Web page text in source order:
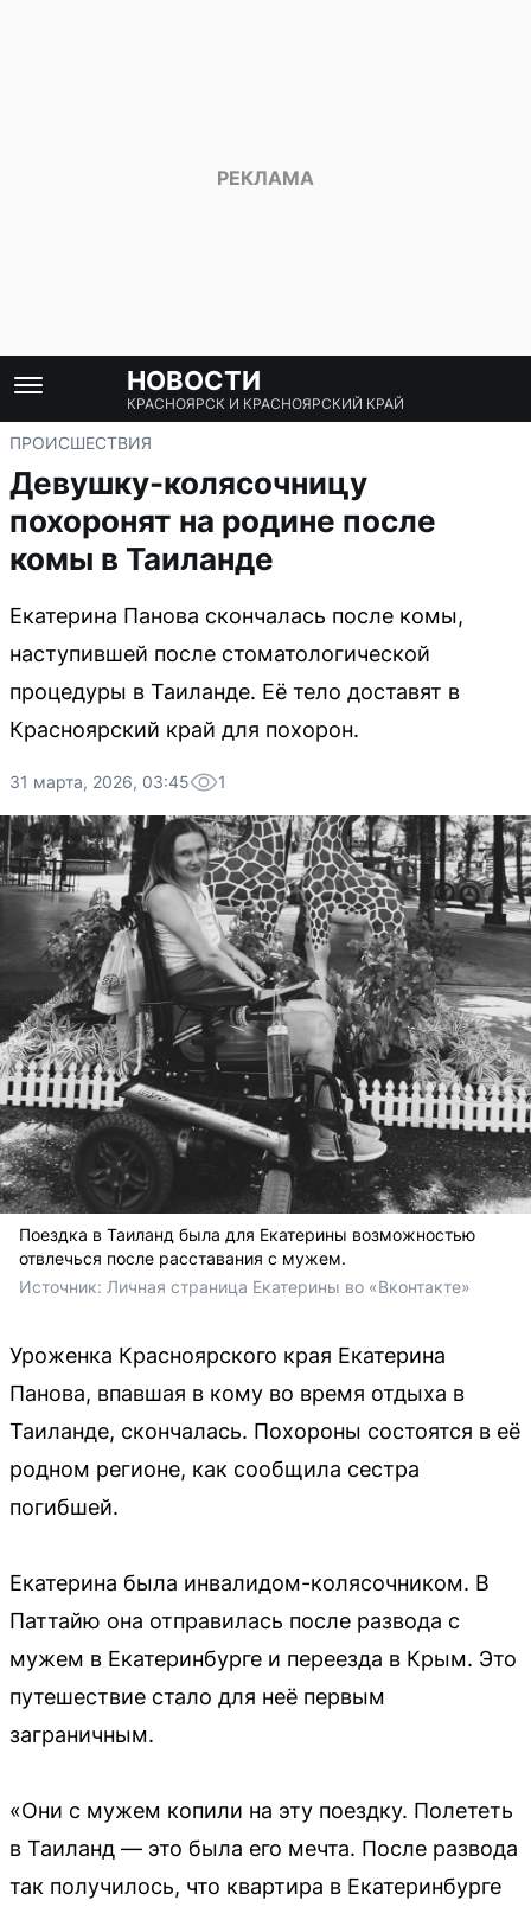
НОВОСТИ
КРАСНОЯРСК И КРАСНОЯРСКИЙ КРАЙ
ПРОИСШЕСТВИЯ
Девушку-колясочницу
похоронят на родине после
комы в Таиланде
Екатерина Панова скончалась после комы,
наступившей после стоматологической
процедуры в Таиланде. Её тело доставят в
Красноярский край для похорон.
31 марта, 2026, 03:45 1
Поездка в Таиланд была для Екатерины возможностью
отвлечься после расставания с мужем.
Источник: Личная страница Екатерины во «Вконтакте»
Уроженка Красноярского края Екатерина
Панова, впавшая в кому во время отдыха в
Таиланде, скончалась. Похороны состоятся в её
родном регионе, как сообщила сестра
погибшей.
Екатерина была инвалидом-колясочником. В
Паттайю она отправилась после развода с
мужем в Екатеринбурге и переезда в Крым. Это
путешествие стало для неё первым
заграничным.
«Они с мужем копили на эту поездку. Полететь
в Таиланд — это была его мечта. После развода
так получилось, что квартира в Екатеринбурге